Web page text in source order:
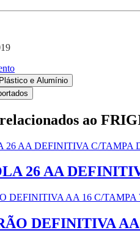
e Alumínio
ao
26 AA
DEFINITIVA